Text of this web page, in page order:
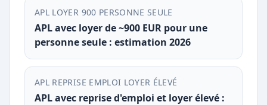
APL LOYER 900 PERSONNE SEULE
APL avec loyer de ~900 EUR pour une
personne seule : estimation 2026
APL REPRISE EMPLOI LOYER ÉLEVÉ
APL avec reprise d'emploi et loyer élevé :